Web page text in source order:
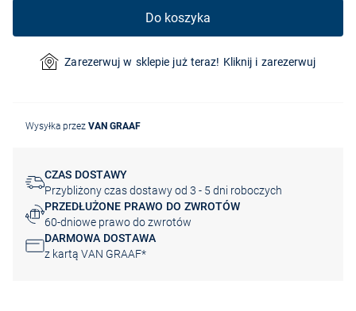
Do koszyka
Zarezerwuj w sklepie już teraz! Kliknij i zarezerwuj
Wysyłka przez VAN GRAAF
CZAS DOSTAWY
Przybliżony czas dostawy od 3 - 5 dni roboczych
PRZEDŁUŻONE PRAWO DO ZWROTÓW
60-dniowe prawo do zwrotów
DARMOWA DOSTAWA
z kartą VAN GRAAF*